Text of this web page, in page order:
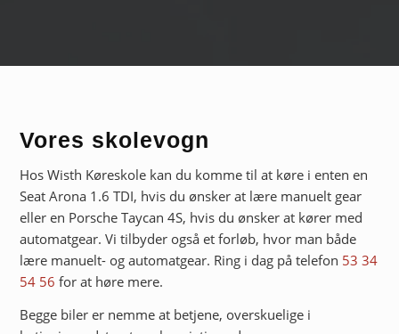
Vores skolevogn
Hos Wisth Køreskole kan du komme til at køre i enten en
Seat Arona 1.6 TDI, hvis du ønsker at lære manuelt gear
eller en Porsche Taycan 4S, hvis du ønsker at kører med
automatgear. Vi tilbyder også et forløb, hvor man både
lære manuelt- og automatgear. Ring i dag på telefon 53 34
54 56 for at høre mere.
Begge biler er nemme at betjene, overskuelige i